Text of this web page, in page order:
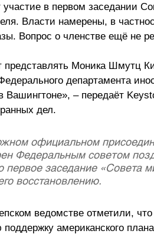
в первом заседании
Власти намерены, в
Вопрос о членстве ещё не
Моника Шмутц
департамента
– передаёт
дел.
официальном
Федеральным советом
первое заседание «Совета
восстановлению.
ведомстве отметили,
американского